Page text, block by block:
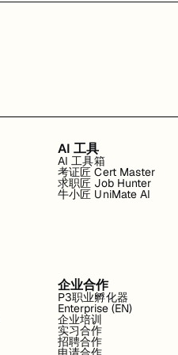
AI 工具
AI 工具箱
考证匠 Cert Master
求职匠 Job Hunter
牛小匠 UniMate AI
企业合作
P3职业孵化器
Enterprise (EN)
企业培训
实习合作
招聘合作